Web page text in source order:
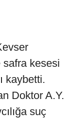
safra kesesi
kaybetti.
Doktor A.Y.
suç